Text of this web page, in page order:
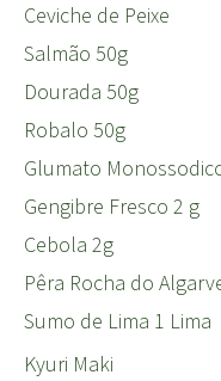
Ceviche de Peixe
Salmão 50g
Dourada 50g
Robalo 50g
Glumato
Gengibre Fresco 2 g
Cebola 2g
Pêra Rocha do
Sumo de Lima 1 Lima
Kyuri Maki